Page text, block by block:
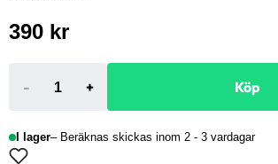
390 kr
- + Köp
I lager Beräknas skickas inom 2 - 3 vardagar